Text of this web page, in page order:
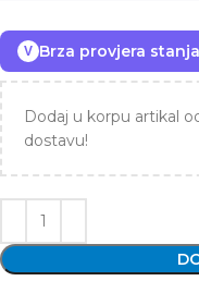
V Brza provjera
Dodaj u korpu artikal
dostavu!